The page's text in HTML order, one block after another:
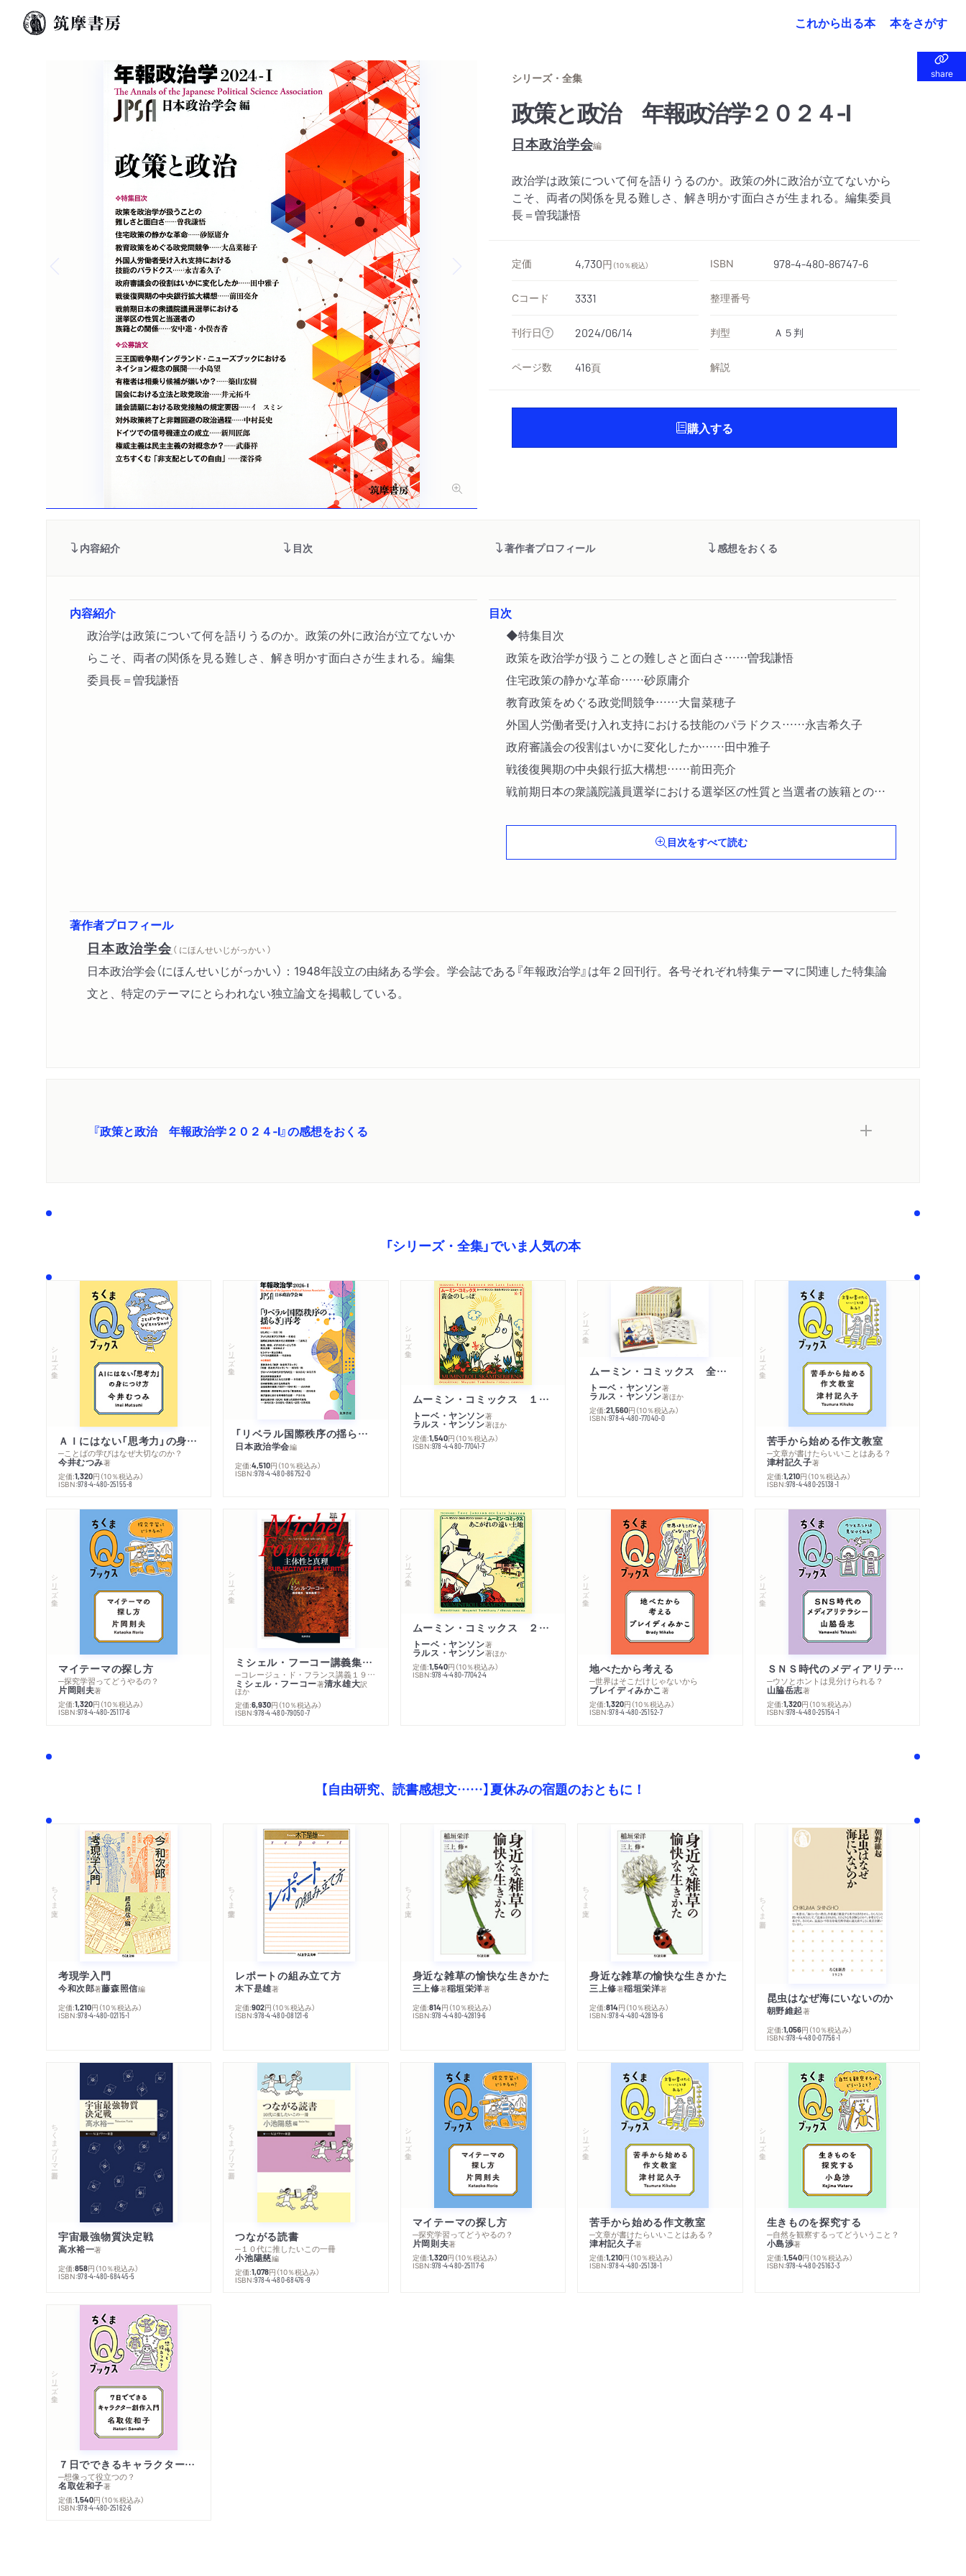
これから出る本 本をさがす
share
share
Previous slide
シリーズ・全集
政策と政治 年報政治学２０２４‐Ⅰ
日本政治学会編
政治学は政策について何を語りうるのか。政策の外に政治が立てないから
こそ、両者の関係を見る難しさ、解き明かす面白さが生まれる。編集委員
長＝曽我謙悟
定価 4,730円 （10％税込） ISBN 978-4-480-86747-6
Cコード 3331 整理番号
刊行日 2024/06/14 判型 Ａ５判
ページ数 416頁 解説
購入する
内容紹介 目次 著作者プロフィール 感想をおくる
内容紹介
政治学は政策について何を語りうるのか。政策の外に政治が立てないか
らこそ、両者の関係を見る難しさ、解き明かす面白さが生まれる。編集
委員長＝曽我謙悟
目次
◆特集目次
政策を政治学が扱うことの難しさと面白さ……曽我謙悟
住宅政策の静かな革命……砂原庸介
教育政策をめぐる政党間競争……大畠菜穂子
外国人労働者受け入れ支持における技能のパラドクス……永吉希久子
政府審議会の役割はいかに変化したか……田中雅子
戦後復興期の中央銀行拡大構想……前田亮介
戦前期日本の衆議院議員選挙における選挙区の性質と当選者の族籍との関
進・
小俣杏香
有権者は相乗り候補が嫌いか？……築山宏樹
目次をすべて読む
著作者プロフィール
日本政治学会（ にほんせいじがっかい ）
日本政治学会（にほんせいじがっかい）：1948年設立の由緒ある学会。学会誌である『年報政治学』は年２回刊行。各号それぞれ特集テーマに関連した特集論
文と、特定のテーマにとらわれない独立論文を掲載している。
『政策と政治 年報政治学２０２４‐Ⅰ』の感想をおくる
「シリーズ・全集」でいま人気の本
シリーズ・全集
ＡＩにはない「思考力」の身につけ方
─ことばの学びはなぜ大切なのか？
今井むつみ著
定価:1,320円 （10％税込み）
ISBN:978-4-480-25155-8
シリーズ・全集
「リベラル国際秩序の揺らぎ」再考 年報政治学２０２６‐Ⅰ
日本政治学会編
定価:4,510円 （10％税込み）
ISBN:978-4-480-86752-0
シリーズ・全集
ムーミン・コミックス １ 黄金のしっぽ
トーベ・ヤンソン著
ラルス・ヤンソン著ほか
定価:1,540円 （10％税込み）
ISBN:978-4-480-77041-7
シリーズ・全集
ムーミン・コミックス 全１４巻セット
トーベ・ヤンソン著
ラルス・ヤンソン著ほか
定価:21,560円 （10％税込み）
ISBN:978-4-480-77040-0
シリーズ・全集
苦手から始める作文教室
─文章が書けたらいいことはある？
津村記久子著
定価:1,210円 （10％税込み）
ISBN:978-4-480-25138-1
シリーズ・全集
マイテーマの探し方
─探究学習ってどうやるの？
片岡則夫著
定価:1,320円 （10％税込み）
ISBN:978-4-480-25117-6
シリーズ・全集
ミシェル・フーコー講義集成１０ 主体性と真理
─コレージュ・ド・フランス講義１９８０－１９８１年度
ミシェル・フーコー著清水雄大訳
ほか
定価:6,930円 （10％税込み）
ISBN:978-4-480-79050-7
シリーズ・全集
ムーミン・コミックス ２ あこがれの遠い土地
トーベ・ヤンソン著
ラルス・ヤンソン著ほか
定価:1,540円 （10％税込み）
ISBN:978-4-480-77042-4
シリーズ・全集
地べたから考える
─世界はそこだけじゃないから
ブレイディみかこ著
定価:1,320円 （10％税込み）
ISBN:978-4-480-25152-7
シリーズ・全集
ＳＮＳ時代のメディアリテラシー
─ウソとホントは見分けられる？
山脇岳志著
定価:1,320円 （10％税込み）
ISBN:978-4-480-25154-1
【自由研究、読書感想文……】夏休みの宿題のおともに！
ちくま文庫
考現学入門
今和次郎著藤森照信編
定価:1,210円 （10％税込み）
ISBN:978-4-480-02115-1
ちくま学芸文庫
レポートの組み立て方
木下是雄著
定価:902円 （10％税込み）
ISBN:978-4-480-08121-6
ちくま文庫
身近な雑草の愉快な生きかた
三上修著稲垣栄洋著
定価:814円 （10％税込み）
ISBN:978-4-480-42819-6
ちくま文庫
身近な雑草の愉快な生きかた
三上修著稲垣栄洋著
定価:814円 （10％税込み）
ISBN:978-4-480-42819-6
ちくま新書
昆虫はなぜ海にいないのか
朝野維起著
定価:1,056円 （10％税込み）
ISBN:978-4-480-07756-1
ちくまプリマー新書
宇宙最強物質決定戦
高水裕一著
定価:858円 （10％税込み）
ISBN:978-4-480-68445-5
ちくまプリマー新書
つながる読書
─１０代に推したいこの一冊
小池陽慈編
定価:1,078円 （10％税込み）
ISBN:978-4-480-68476-9
シリーズ・全集
マイテーマの探し方
─探究学習ってどうやるの？
片岡則夫著
定価:1,320円 （10％税込み）
ISBN:978-4-480-25117-6
シリーズ・全集
苦手から始める作文教室
─文章が書けたらいいことはある？
津村記久子著
定価:1,210円 （10％税込み）
ISBN:978-4-480-25138-1
シリーズ・全集
生きものを探究する
─自然を観察するってどういうこと？
小島渉著
定価:1,540円 （10％税込み）
ISBN:978-4-480-25163-3
シリーズ・全集
７日でできるキャラクター創作入門
─想像って役立つの？
名取佐和子著
定価:1,540円 （10％税込み）
ISBN:978-4-480-25162-6